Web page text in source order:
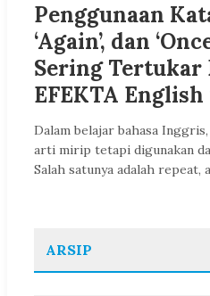
Penggunaan
‘Again’, dan
Sering Tertukar
EFEKTA
Dalam belajar bahasa
arti mirip tetapi digunakan
Salah satunya adalah repeat,
ARSIP